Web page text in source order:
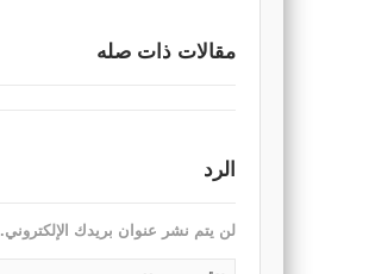
مقالات ذات صله
الرد
لن يتم نشر عنوان بريدك الإلكتروني.